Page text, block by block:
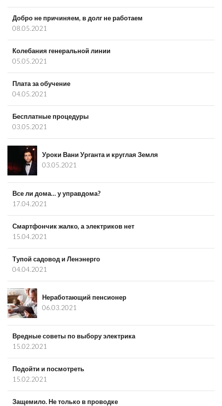
Добро не причиняем, в долг не работаем
08.05.2021
Колебания генеральной линии
05.05.2021
Плата за обучение
04.05.2021
Бесплатные процедуры
03.05.2021
Уроки Вани Урганта и круглая Земля
03.05.2021
Все ли дома… у управдома?
17.04.2021
Смартфончик жалко, а электриков нет
15.04.2021
Тупой садовод и Ленэнерго
04.04.2021
Неработающий пенсионер
06.03.2021
Вредные советы по выбору электрика
15.02.2021
Подойти и посмотреть
15.02.2021
Защемило. Не только в проводке